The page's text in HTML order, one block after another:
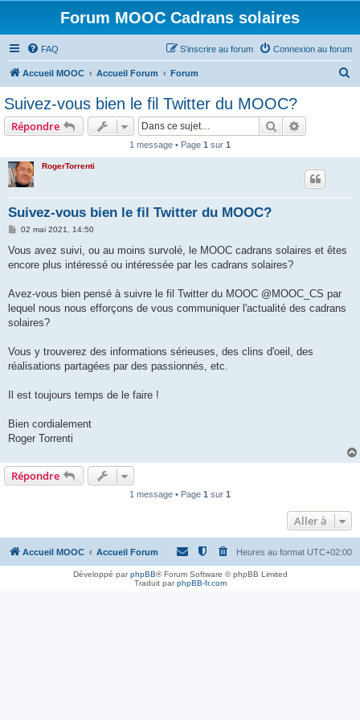
Forum MOOC Cadrans solaires
FAQ Connexion au forum
S’inscrire au forum
Accueil MOOC Accueil Forum Forum
Suivez-vous bien le fil Twitter du MOOC?
Répondre Rechercher
1 message • Page 1 sur 1
RogerTorrenti
Suivez-vous bien le fil Twitter du MOOC?
M
s
a
02 mai 2021, 14:50
Vous avez suivi, ou au moins survolé, le MOOC cadrans solaires et êtes
encore plus intéressé ou intéressée par les cadrans solaires?
Avez-vous bien pensé à suivre le fil Twitter du MOOC @MOOC_CS par
lequel nous nous efforçons de vous communiquer l'actualité des cadrans
solaires?
Vous y trouverez des informations sérieuses, des clins d'oeil, des
réalisations partagées par des passionnés, etc.
Il est toujours temps de le faire !
Bien cordialement
Roger Torrenti
Répondre
1 message • Page 1 sur 1
Aller à
Accueil MOOC Accueil Forum Heures au format UTC+02:00
Développé parphpBB® Forum Software © phpBB Limited
Traduit parphpBB-fr.com